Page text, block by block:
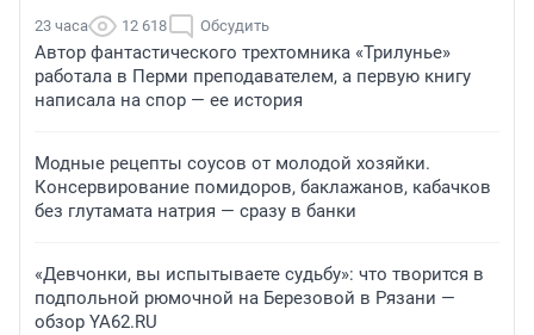
23 часа 12 618 Обсудить
Автор фантастического трехтомника «Трилунье»
работала в Перми преподавателем, а первую книгу
написала на спор — ее история
Модные рецепты соусов от молодой хозяйки.
Консервирование помидоров, баклажанов, кабачков
без глутамата натрия — сразу в банки
«Девчонки, вы испытываете судьбу»: что творится в
подпольной рюмочной на Березовой в Рязани —
обзор YA62.RU